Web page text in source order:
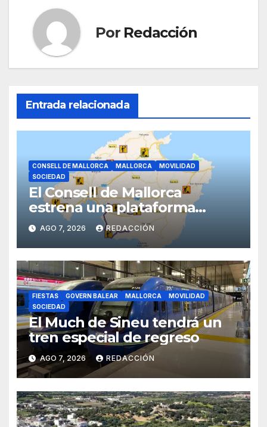
k
Por Redacción
Entrada relacionada
CONSELL DE MALLORCA MALLORCA
MOVILIDAD
SOCIEDAD
El Consell de Mallorca
estrena una plataforma
inteligente de incidencias
viarias en tiempo real
AGO 7, 2026 REDACCIÓN
FIESTAS GOVERN BALEAR MALLORCA
MOVILIDAD
SOCIEDAD
El Much de Sineu tendrá un
tren especial de regreso
AGO 7, 2026 REDACCIÓN